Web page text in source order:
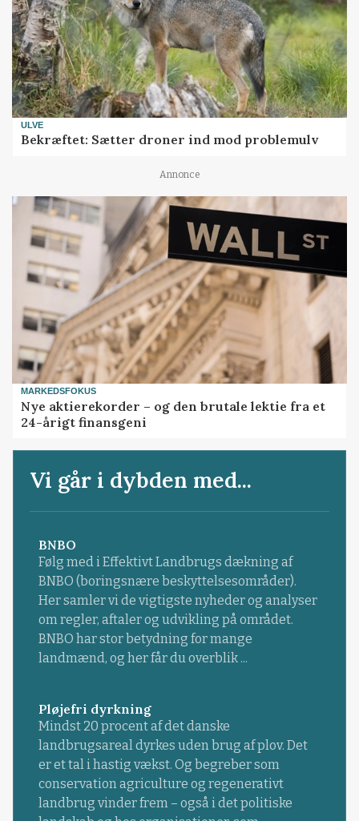
ULVE
Bekræftet: Sætter droner ind mod problemulv
Annonce
MARKEDSFOKUS
Nye aktierekorder – og den brutale lektie fra et
24-årigt finansgeni
Vi går i dybden med...
BNBO
Følg med i Effektivt Landbrugs dækning af
BNBO (boringsnære beskyttelsesområder).
Her samler vi de vigtigste nyheder og analyser
om regler, aftaler og udvikling på området.
BNBO har stor betydning for mange
landmænd, og her får du overblik ...
Pløjefri dyrkning
Mindst 20 procent af det danske
landbrugsareal dyrkes uden brug af plov. Det
er et tal i hastig vækst. Og begreber som
conservation agriculture og regenerativt
landbrug vinder frem – også i det politiske